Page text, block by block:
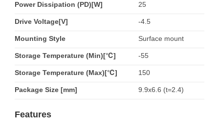
Power Dissipation (PD)[W] 25
Drive Voltage[V] -4.5
Mounting Style Surface mount
Storage Temperature (Min)[℃] -55
Storage Temperature (Max)[℃] 150
Package Size [mm] 9.9x6.6 (t=2.4)
Features